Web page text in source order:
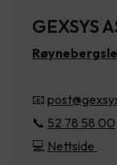
GEXSYS
📧
📞 52 78 58 00
💻 Nettside